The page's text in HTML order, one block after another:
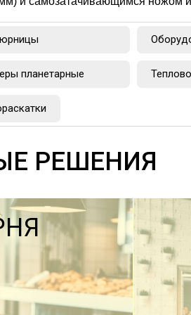
планетарные
РЕШЕНИЯ